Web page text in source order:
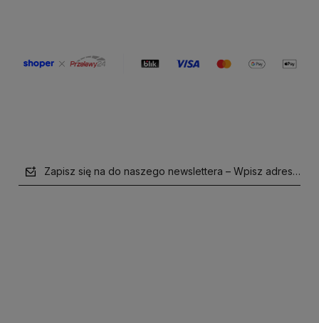
Zapisz się na do naszego newslettera – Wpisz adres e-